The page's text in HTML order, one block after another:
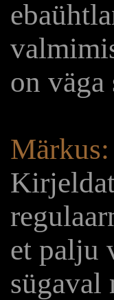
on väga
Märkus:
et palju
sügaval